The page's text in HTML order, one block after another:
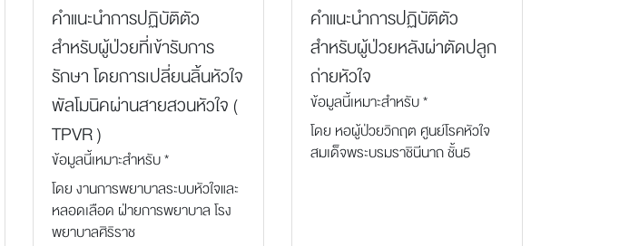
คำแนะนำการปฏิบัติตัว
สำหรับผู้ป่วยที่เข้ารับการ
รักษา โดยการเปลี่ยนลิ้นหัวใจ
พัลโมนิคผ่านสายสวนหัวใจ (
TPVR )
ข้อมูลนี้เหมาะสำหรับ *
โดย งานการพยาบาลระบบหัวใจและ
หลอดเลือด ฝ่ายการพยาบาล โรง
พยาบาลศิริราช
คำแนะนำการปฏิบัติตัว
สำหรับผู้ป่วยหลังผ่าตัดปลูก
ถ่ายหัวใจ
ข้อมูลนี้เหมาะสำหรับ *
โดย หอผู้ป่วยวิกฤต ศูนย์โรคหัวใจ
สมเด็จพระบรมราชินีนาถ ชั้น5